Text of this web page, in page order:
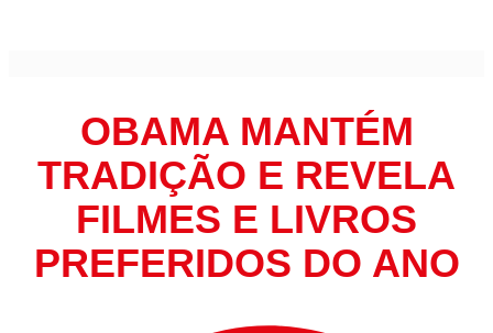
OBAMA MANTÉM
TRADIÇÃO E REVELA
FILMES E LIVROS
PREFERIDOS DO ANO